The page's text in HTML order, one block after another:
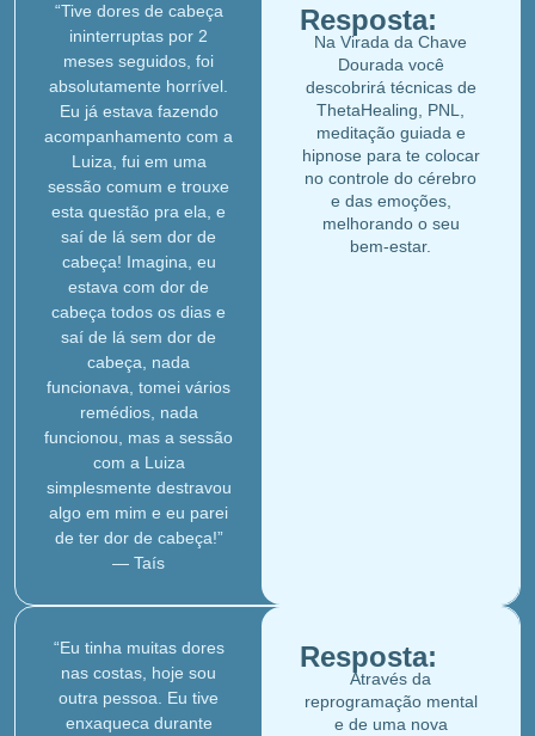
“Tive dores de cabeça
ininterruptas por 2
meses seguidos, foi
absolutamente horrível.
Eu já estava fazendo
acompanhamento com a
Luiza, fui em uma
sessão comum e trouxe
esta questão pra ela, e
saí de lá sem dor de
cabeça! Imagina, eu
estava com dor de
cabeça todos os dias e
saí de lá sem dor de
cabeça, nada
funcionava, tomei vários
remédios, nada
funcionou, mas a sessão
com a Luiza
simplesmente destravou
algo em mim e eu parei
de ter dor de cabeça!”
— Taís
Resposta:
Na Virada da Chave
Dourada você
descobrirá técnicas de
ThetaHealing, PNL,
meditação guiada e
hipnose para te colocar
no controle do cérebro
e das emoções,
melhorando o seu
bem-estar.
“Eu tinha muitas dores
nas costas, hoje sou
outra pessoa. Eu tive
enxaqueca durante
Resposta:
Através da
reprogramação mental
e de uma nova